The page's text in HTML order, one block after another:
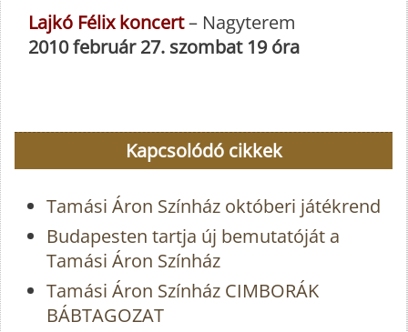
Lajkó Félix koncert– Nagyterem
2010 február 27. szombat 19 óra
Kapcsolódó cikkek
Tamási Áron Színház októberi játékrend
Budapesten tartja új bemutatóját a
Tamási Áron Színház
Tamási Áron Színház CIMBORÁK
BÁBTAGOZAT